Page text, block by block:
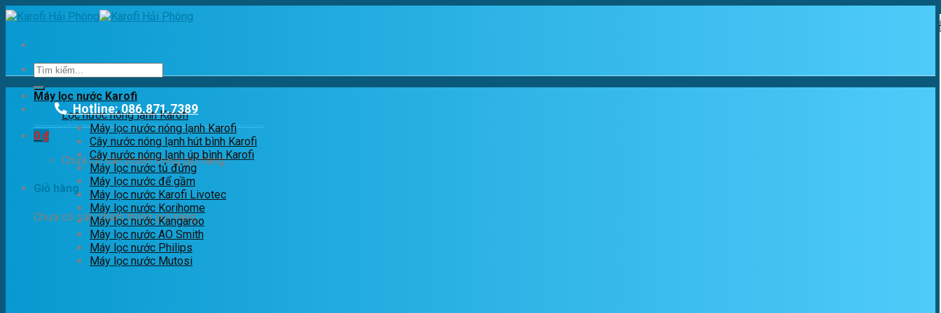
Skip
to
Tìm
kiếm:
Hotline: 086.871.7389
Cho thuê máy photocopy tại hải Phòng Khắc dấu Hải phòng Máy lọc nước Hải Phòng Yến Sào Hải Phòng Cầm Đồ Hải Phòng Điện năng lượng mặt trời Hải Phòng Điện mặt trời Hải Phòng
0 ₫
Chưa có sản phẩm trong giỏ hàng.
Giỏ hàng
Chưa có sản phẩm trong giỏ hàng.
Máy lọc nước Karofi
Lọc nước nóng lạnh Karofi
Máy lọc nước nóng lạnh Karofi
Cây nước nóng lạnh hút bình Karofi
Cây nước nóng lạnh úp bình Karofi
Máy lọc nước tủ đứng
Máy lọc nước để gầm
Máy lọc nước Karofi Livotec
Máy lọc nước Korihome
Máy lọc nước Kangaroo
Máy lọc nước AO Smith
Máy lọc nước Philips
Máy lọc nước Mutosi